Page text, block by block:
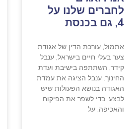
לחברים שלנו על
4, גם בכנסת
אתמול, עורכת הדין של אגודת
צער בעלי חיים בישראל, ענבל
קידר, השתתפה בישיבת ועדת
החינוך. ענבל הציגה את עמדת
האגודה בנושא הפעולות שיש
לבצע, כדי לשפר את הפיקוח
והאכיפה, על